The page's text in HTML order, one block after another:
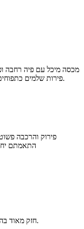
פירות שלמים כתפוחים, תפוזים, עגבניות וכו'. כולל דוחף מזון תואם.
פירוק והרכבה
התאמתם
מנוע חזק - 240 W חזק מאוד בהשוואה למסחטות אחרות.